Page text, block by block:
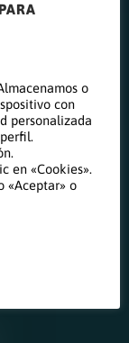
o
con
personalizada
en «Cookies».
«Aceptar» o